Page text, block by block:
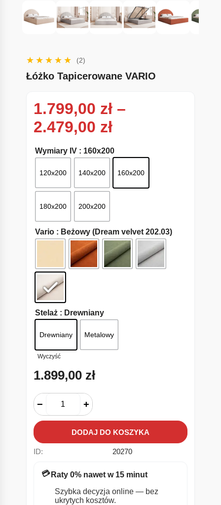
(2)
Łóżko Tapicerowane VARIO
1.799,00 zł –
2.479,00 złZakres cen:
Wymiary IV : 160x200
120x200 140x200 160x200
180x200 200x200
Vario : Beżowy (Dream velvet 202.03)
Stelaż : Drewniany
Drewniany Metalowy
Wyczyść
1.899,00 zł
− +
DODAJ DO KOSZYKA
ID: 20270
💳 Raty 0% nawet w 15 minut
Szybka decyzja online — bez
ukrytych kosztów.